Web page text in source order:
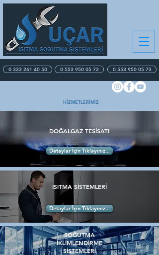
0 322 261 40 50 0 553 950 05 72 0 553 950 05 73
HİZMETLERİMİZ
DOĞALGAZ TESİSATI
Detaylar İçin Tıklayınız...
ISITMA SİSTEMLERİ
Detaylar İçin Tıklayınız...
SOĞUTMA
İKLİMLENDİRME
SİSTEMLERİ